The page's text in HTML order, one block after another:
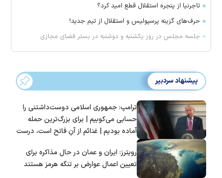
تاجرنیا از پنجره استقلال قطع امید کرد؟
حرف‌های گزینه پرسپولیس و استقلال از تیم جدید!
جلسه مجلس در روز یکشنبه و دوشنبه در بستر فضای مجازی
پیشنهاد سردبیر
ترامپ: جمهوری اسلامی دوست‌داشتنی را
حسابی می‌کوبیم | برای بزرگ‌ترین حمله
آماده بودیم | غنائم از آنِ فاتح است، درست
رویترز: ایران و عمان در حال مذاکره برای
تعیین اعمال عوارض بر تنگه هرمز هستند